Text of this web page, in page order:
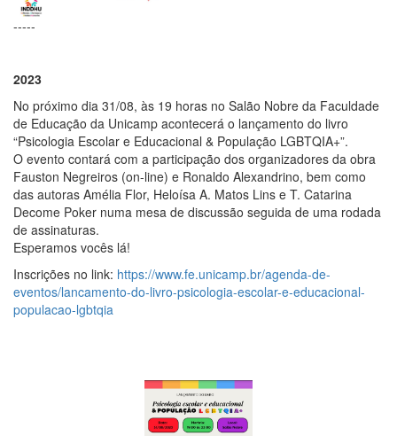
-----
2023
No próximo dia 31/08, às 19 horas no Salão Nobre da Faculdade
de Educação da Unicamp acontecerá o lançamento do livro
“Psicologia Escolar e Educacional & População LGBTQIA+”.
O evento contará com a participação dos organizadores da obra
Fauston Negreiros (on-line) e Ronaldo Alexandrino, bem como
das autoras Amélia Flor, Heloísa A. Matos Lins e T. Catarina
Decome Poker numa mesa de discussão seguida de uma rodada
de assinaturas.
Esperamos vocês lá!
Inscrições no link: https://www.fe.unicamp.br/agenda-de-
eventos/lancamento-do-livro-psicologia-escolar-e-educacional-
populacao-lgbtqia